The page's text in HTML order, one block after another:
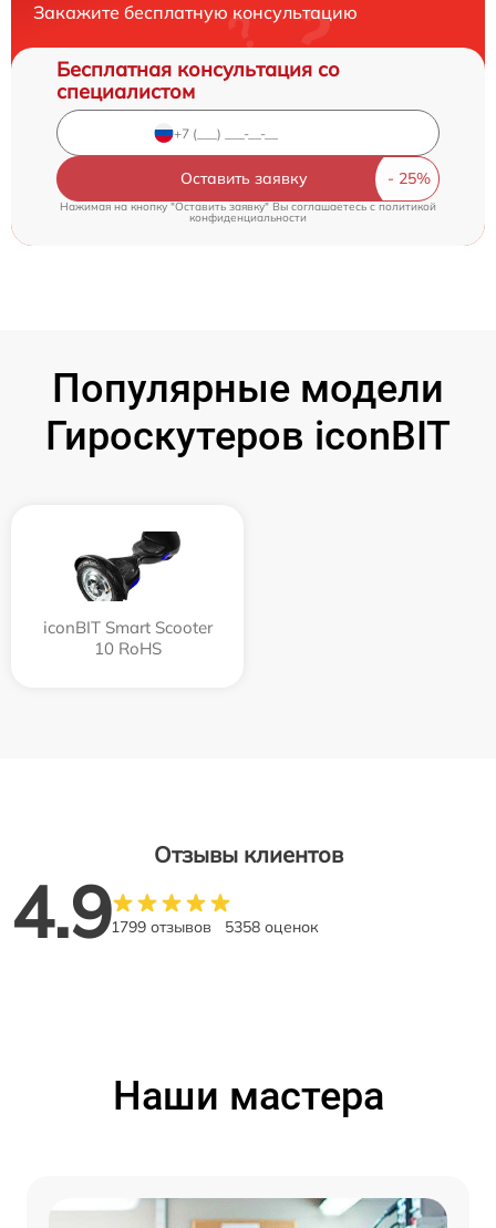
Закажите бесплатную консультацию
Бесплатная консультация со
специалистом
Оставить заявку
Нажимая на кнопку "Оставить заявку" Вы соглашаетесь c политикой
конфиденциальности
Популярные модели
Гироскутеров iconBIT
iconBIT Smart Scooter
10 RoHS
Отзывы клиентов
4.91799 отзывов 5358 оценок
Наши мастера